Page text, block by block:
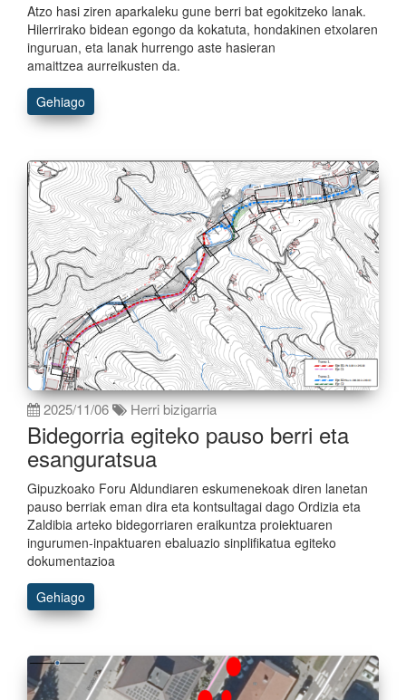
Atzo hasi ziren aparkaleku gune berri bat egokitzeko lanak.
Hilerrirako bidean egongo da kokatuta, hondakinen etxolaren
inguruan, eta lanak hurrengo aste hasieran
amaittzea aurreikusten da.
Gehiago
2025/11/06 Herri bizigarria
Bidegorria egiteko pauso berri eta
esanguratsua
Gipuzkoako Foru Aldundiaren eskumenekoak diren lanetan
pauso berriak eman dira eta kontsultagai dago Ordizia eta
Zaldibia arteko bidegorriaren eraikuntza proiektuaren
ingurumen-inpaktuaren ebaluazio sinplifikatua egiteko
dokumentazioa
Gehiago